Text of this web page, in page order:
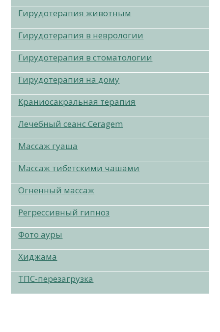
Гирудотерапия животным
Гирудотерапия в неврологии
Гирудотерапия в стоматологии
Гирудотерапия на дому
Краниосакральная терапия
Лечебный сеанс Ceragem
Массаж гуаша
Массаж тибетскими чашами
Огненный массаж
Регрессивный гипноз
Фото ауры
Хиджама
ТПС-перезагрузка